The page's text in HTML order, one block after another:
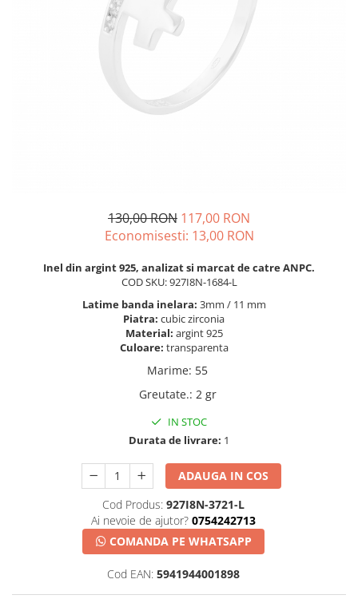
130,00 RON 117,00 RON
Economisesti: 13,00 RON
Inel din argint 925, analizat si marcat de catre ANPC.
COD SKU: 927I8N-1684-L
Latime banda inelara: 3mm / 11 mm
Piatra: cubic zirconia
Material: argint 925
Culoare: transparenta
Marime: 55
Greutate.: 2 gr
IN STOC
Durata de livrare: 1
ADAUGA IN COS
Cod Produs: 927I8N-3721-L
Ai nevoie de ajutor? 0754242713
COMANDA PE WHATSAPP
Cod EAN: 5941944001898